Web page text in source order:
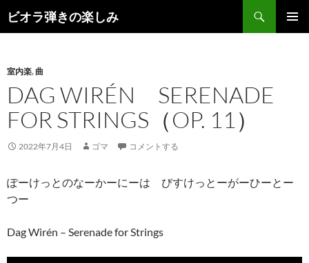
ン
ツ
へ
ス
ビオラ弾きの楽しみ
索
室内楽,曲
DAG WIRÉN SERENADE
FOR STRINGS（OP. 11）
2022年7月4日 ゴマ コメントする
ぽーけっとのなーかーにーは びすけっとーがーひーとー
つー
Dag Wirén – Serenade for Strings